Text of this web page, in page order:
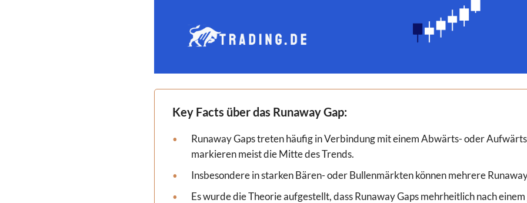
Key Facts über das Runaway Gap:
Runaway Gaps treten häufig in Verbindung mit einem Abwärts- oder
markieren meist die Mitte des Trends.
Insbesondere in starken Bären- oder Bullenmärkten können mehrere
Es wurde die Theorie aufgestellt, dass Runaway Gaps mehrheitlich nach einem